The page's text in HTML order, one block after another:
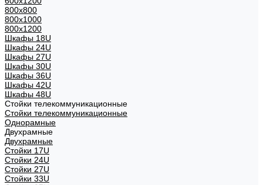
800x800
800х1000
800х1200
Шкафы 18U
Шкафы 24U
Шкафы 27U
Шкафы 30U
Шкафы 36U
Шкафы 42U
Шкафы 48U
Стойки телекоммуникационные
Стойки телекоммуникационные
Однорамные
Двухрамные
Двухрамные
Стойки 17U
Стойки 24U
Стойки 27U
Стойки 33U